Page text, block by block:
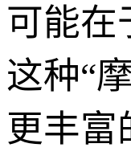
可能在
这种“
更丰富